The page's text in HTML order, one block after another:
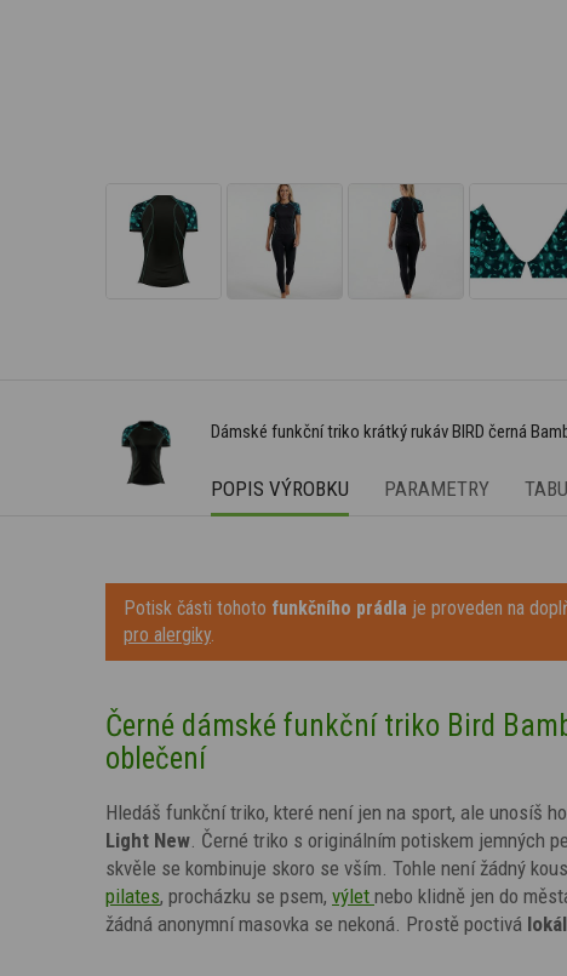
Dámské funkční triko krátký rukáv BIRD černá
POPIS VÝROBKU PARAMETRY
Potisk části tohoto funkčního prádla je proveden na
pro alergiky.
Černé dámské funkční triko Bird
oblečení
Hledáš funkční triko, které není jen na sport, ale unosíš
Light New. Černé triko s originálním potiskem jemných
skvěle se kombinuje skoro se vším. Tohle není žádný
pilates, procházku se psem, výlet nebo klidně jen do
žádná anonymní masovka se nekoná. Prostě poctivá